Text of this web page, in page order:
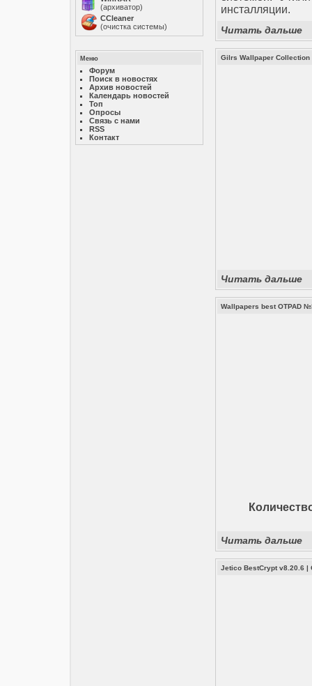
(архиватор)
ССleaner
(очистка системы)
Меню
Форум
Поиск в новостях
Архив новостей
Календарь новостей
Топ
Опросы
Связь с нами
RSS
Контакт
инсталляции.
Читать дальше
Gilrs Wallpaper Collection
Читать дальше
Wallpapers best OTPAD
Читать дальше
Jetico BestCrypt v8.20.6 |